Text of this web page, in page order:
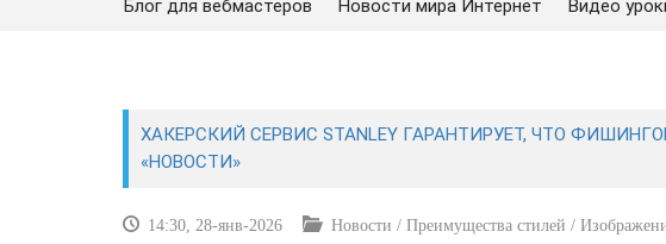
Блог для вебмастеров Новости мира Интернет Видео
ХАКЕРСКИЙ СЕРВИС STANLEY ГАРАНТИРУЕТ, ЧТО
«НОВОСТИ»
14:30, 28-янв-2026 Новости / Преимущества стилей /